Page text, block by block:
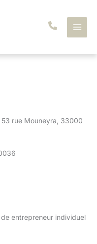
53 rue Mouneyra, 33000
entrepreneur individuel